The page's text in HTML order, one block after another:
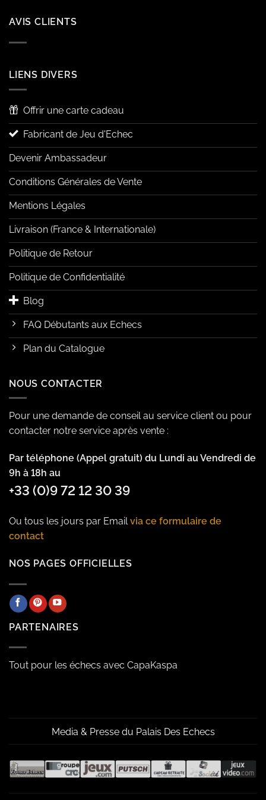
AVIS CLIENTS
LIENS DIVERS
Offrir une carte cadeau
Fabricant de Jeu d'Echec
Devenir Ambassadeur
Conditions Générales de Vente
Mentions Légales
Livraison (France & Internationale)
Politique de Retour
Politique de Confidentialité
Blog
FAQ Débutants aux Echecs
Plan du Catalogue
NOUS CONTACTER
Pour une demande de conseil au service client ou pour
contacter notre service après vente :
Par téléphone (Appel gratuit) du Lundi au Vendredi de
9h à 18h au
+33 (0)9 72 12 30 39
Ou tous les jours par Emailvia ce formulaire de
contact
NOS PAGES OFFICIELLES
PARTENAIRES
Tout pour les échecs avec CapaKaspa
Media & Presse du Palais Des Echecs